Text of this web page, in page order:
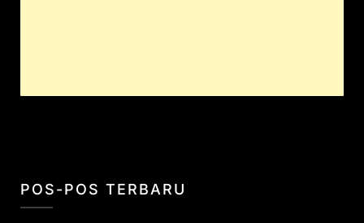
POS-POS TERBARU